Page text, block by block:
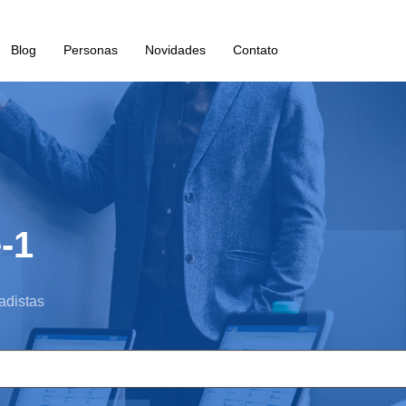
Blog Personas Novidades Contato
1